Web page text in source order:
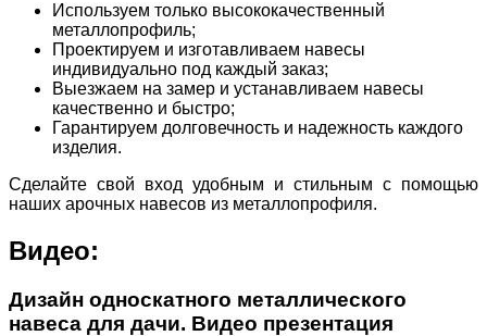
Используем только высококачественный
металлопрофиль;
Проектируем и изготавливаем навесы
индивидуально под каждый заказ;
Выезжаем на замер и устанавливаем навесы
качественно и быстро;
Гарантируем долговечность и надежность каждого
изделия.
Сделайте свой вход удобным и стильным с помощью
наших арочных навесов из металлопрофиля.
Видео:
Дизайн односкатного металлического
навеса для дачи. Видео презентация